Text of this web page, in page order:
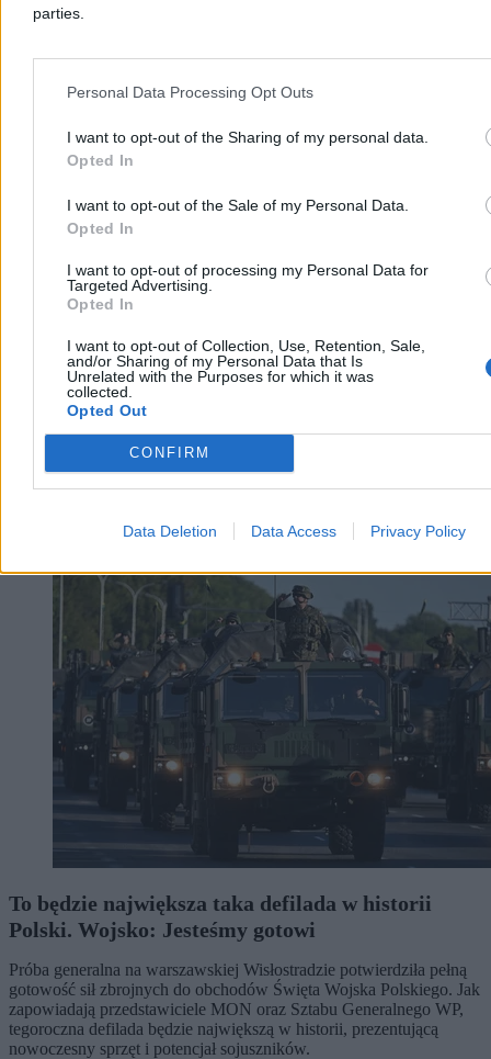
parties.
Personal Data Processing Opt Outs
I want to opt-out of the Sharing of my personal data.
Opted In
I want to opt-out of the Sale of my Personal Data.
Opted In
I want to opt-out of processing my Personal Data for
Targeted Advertising.
Opted In
I want to opt-out of Collection, Use, Retention, Sale,
and/or Sharing of my Personal Data that Is
Unrelated with the Purposes for which it was
collected.
Opted Out
CONFIRM
Data Deletion Data Access Privacy Policy
Zostało 150 km. Czego brakuje do docelowej sieci
Większość planowanej sieci autostrad w Polsce jest już
udostępniona kierowcom. Do osiągnięcia ostatecznego celu
kilometrów. Generalna Dyrekcja Dróg Krajowych i Autostrad
planuje domknięcie brakujących odcinków oraz rozbudowę
najbardziej zatłoczonych tras o dodatkowe pasy.
To będzie największa taka defilada w historii
Polski. Wojsko: Jesteśmy gotowi
Próba generalna na warszawskiej Wisłostradzie potwierdziła pełną
gotowość sił zbrojnych do obchodów Święta Wojska Polskiego. Jak
zapowiadają przedstawiciele MON oraz Sztabu Generalnego WP,
tegoroczna defilada będzie największą w historii, prezentującą
nowoczesny sprzęt i potencjał sojuszników.